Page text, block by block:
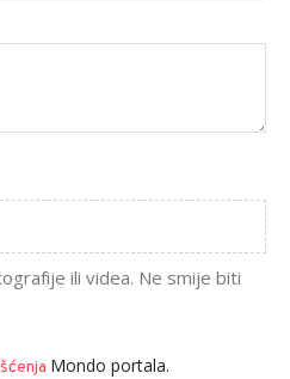
ili videa. Ne smije biti
Mondo portala.